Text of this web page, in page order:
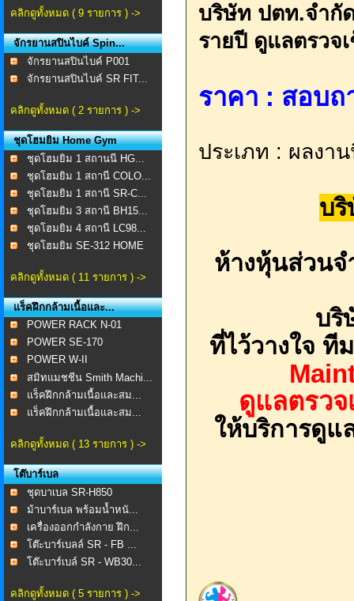
คลิกดูทั้งหมด ( 9 รายการ ) ->
จักรยานสปินไบค์ Spin...
จักรยานสปินไบค์ P001
จักรยานสปินไบค์ SR FIT...
คลิกดูทั้งหมด ( 2 รายการ ) ->
ชุดโฮมยิม Home Gym
ชุดโฮมยิม 1 สถานนี HG...
ชุดโฮมยิม 1 สถานี COLO...
ชุดโฮมยิม 1 สถานี SR-C...
ชุดโฮมยิม 3 สถานี BH15...
ชุดโฮมยิม 4 สถานี LC98...
ชุดโฮมยิม SE-312 HOME
คลิกดูทั้งหมด ( 11 รายการ ) ->
แร็คฝึกกล้ามเนื้อและ...
POWER RACK N-01
POWER SE-170
POWER W-II
สมิทแมชชีน Smith Machi...
แร็คฝึกกล้ามเนื้อและสม...
แร็คฝึกกล้ามเนื้อและสม...
คลิกดูทั้งหมด ( 13 รายการ ) ->
โต๊บาร์เบล
ชุดบาเบล SR-H850
ม้าบาร์เบล พร้อมน้ำหนั...
เครื่องออกกำลังกาย ฝึก...
โต๊ะบาร์เบลล์ SR - FB ...
โต๊ะบาร์เบล์ SR - WB30...
คลิกดูทั้งหมด ( 5 รายการ ) ->
บริษัท ปตท.จำกั
รายปี ดูแลตรวจ
ราคา : สอบ
ประเภท : ผลงา
บ
ห้างหุ้นส่วนจ
บ
ที่ไว้วางใจ ที
ดูแลตรวจ
ให้บริการดูแ